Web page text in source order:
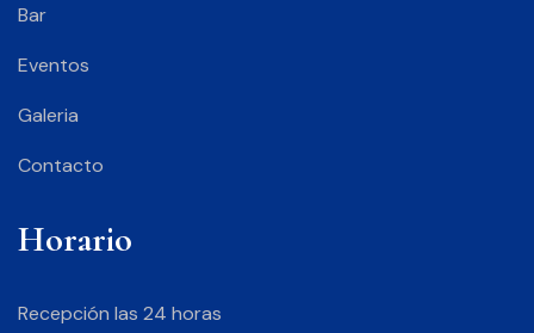
Bar
Eventos
Galeria
Contacto
Horario
Recepción las 24 horas